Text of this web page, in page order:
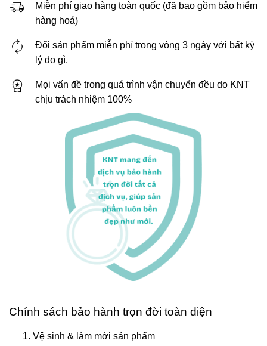
Miễn phí giao hàng toàn quốc (đã bao gồm bảo hiểm
hàng hoá)
Đổi sản phẩm miễn phí trong vòng 3 ngày với bất kỳ
lý do gì.
Mọi vấn đề trong quá trình vận chuyển đều do KNT
chịu trách nhiệm 100%
Chính sách bảo hành trọn đời toàn diện
Vệ sinh & làm mới sản phẩm